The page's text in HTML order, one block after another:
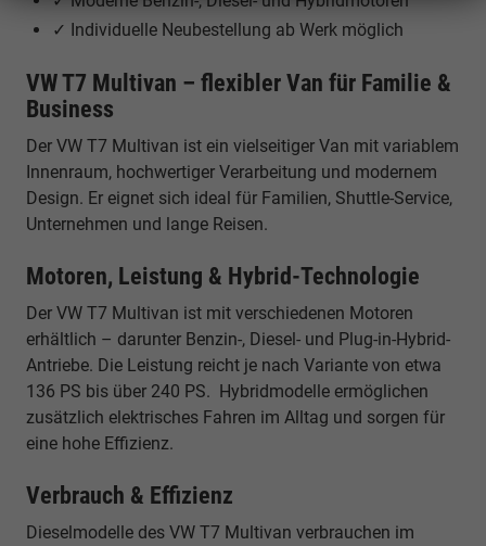
✓ Individuelle Neubestellung ab Werk möglich
VW T7 Multivan – flexibler Van für Familie &
Business
Der VW T7 Multivan ist ein vielseitiger Van mit variablem
Innenraum, hochwertiger Verarbeitung und modernem
Design. Er eignet sich ideal für Familien, Shuttle-Service,
Unternehmen und lange Reisen.
Motoren, Leistung & Hybrid-Technologie
Der VW T7 Multivan ist mit verschiedenen Motoren
erhältlich – darunter Benzin-, Diesel- und Plug-in-Hybrid-
Antriebe. Die Leistung reicht je nach Variante von etwa
136 PS bis über 240 PS. Hybridmodelle ermöglichen
zusätzlich elektrisches Fahren im Alltag und sorgen für
eine hohe Effizienz.
Verbrauch & Effizienz
Dieselmodelle des VW T7 Multivan verbrauchen im